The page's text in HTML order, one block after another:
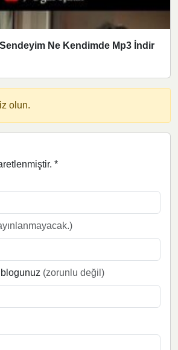
Ne Kendimde Mp3 İndir
olun.
*
(zorunlu değil)